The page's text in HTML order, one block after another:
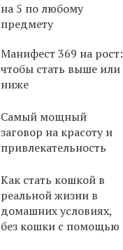
на 5 по любому
предмету
Манифест 369 на рост:
чтобы стать выше или
ниже
Самый мощный
заговор на красоту и
привлекательность
Как стать кошкой в
реальной жизни в
домашних условиях,
без кошки с помощью